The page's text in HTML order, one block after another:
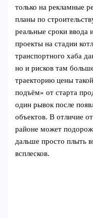
только на рекламные
планы по
реальные сроки
проекты на стадии
транспортного хаба
но и рисков там
траекторию цены
подъём» от старта
один рывок после
объектов. В отличие
районе может
дальше просто плыть
всплесков.